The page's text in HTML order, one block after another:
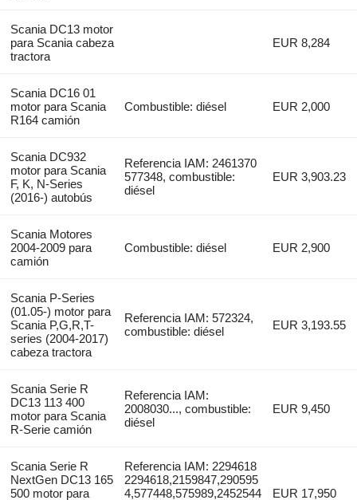
Scania DC13 motor
para Scania cabeza
tractora
EUR 8,284
Scania DC16 01
motor para Scania
R164 camión
Combustible: diésel EUR 2,000
Scania DC932
motor para Scania
F, K, N-Series
(2016-) autobús
Referencia IAM: 2461370
577348, combustible:
diésel
EUR 3,903.23
Scania Motores
2004-2009 para
camión
Combustible: diésel EUR 2,900
Scania P-Series
(01.05-) motor para
Scania P,G,R,T-
series (2004-2017)
cabeza tractora
Referencia IAM: 572324,
combustible: diésel
EUR 3,193.55
Scania Serie R
DC13 113 400
motor para Scania
R-Serie camión
Referencia IAM:
2008030..., combustible:
diésel
EUR 9,450
Scania Serie R
NextGen DC13 165
500 motor para
Referencia IAM: 2294618
2294618,2159847,290595
4,577448,575989,2452544
EUR 17,950